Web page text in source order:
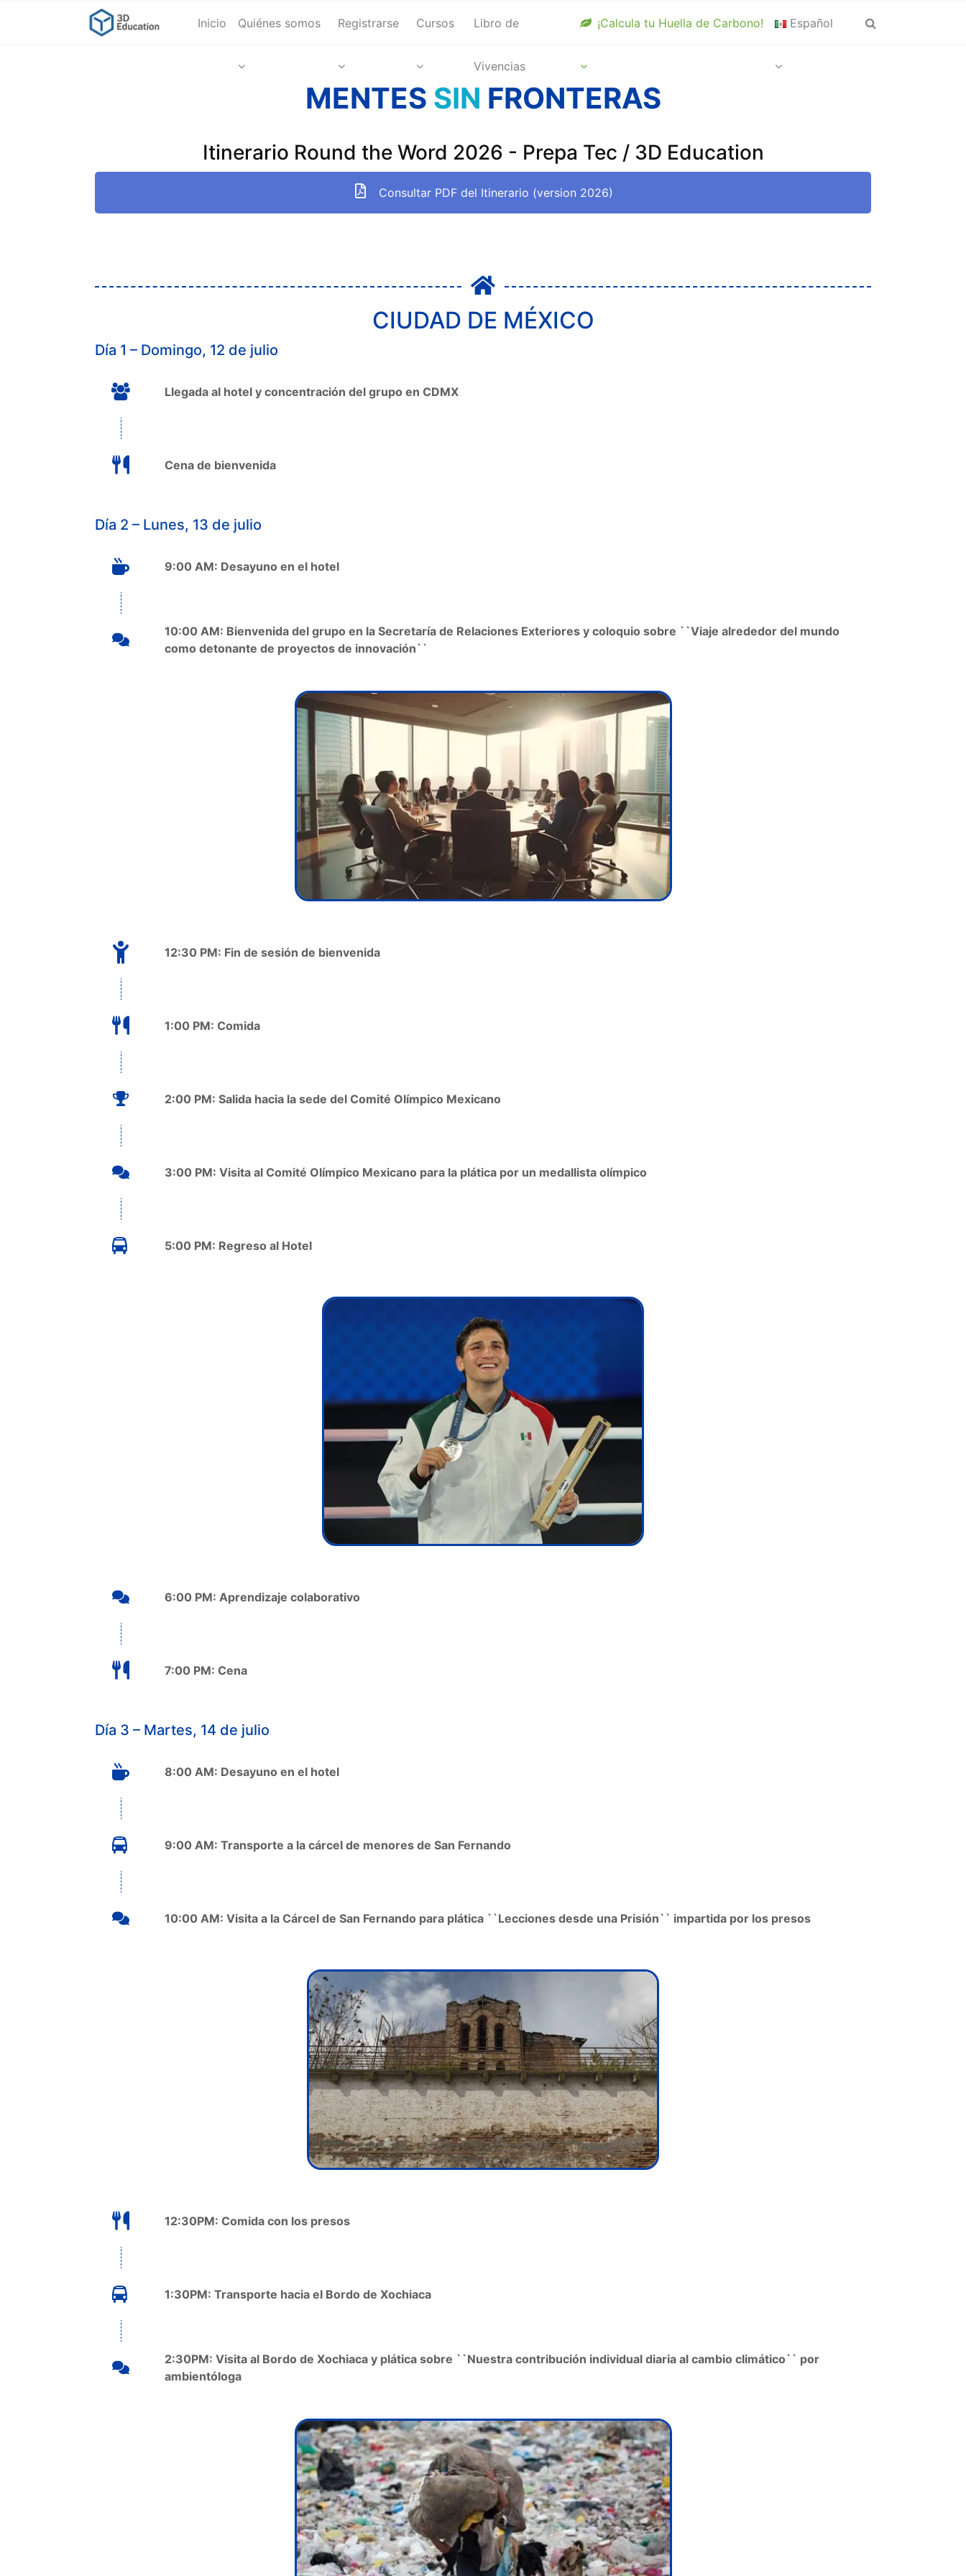
Inicio Quiénes somos Registrarse Cursos Libro de
Vivencias
¡Calcula tu Huella de Carbono! Español
MENTES SIN FRONTERAS
Itinerario Round the Word 2026 - Prepa Tec / 3D Education
Consultar PDF del Itinerario (version 2026)
CIUDAD DE MÉXICO
Día 1 – Domingo, 12 de julio
Llegada al hotel y concentración del grupo en CDMX
Cena de bienvenida
Día 2 – Lunes, 13 de julio
9:00 AM: Desayuno en el hotel
10:00 AM: Bienvenida del grupo en la Secretaría de Relaciones Exteriores y coloquio sobre ``Viaje alrededor del mundo
como detonante de proyectos de innovación``
12:30 PM: Fin de sesión de bienvenida
1:00 PM: Comida
2:00 PM: Salida hacia la sede del Comité Olímpico Mexicano
3:00 PM: Visita al Comité Olímpico Mexicano para la plática por un medallista olímpico
5:00 PM: Regreso al Hotel
6:00 PM: Aprendizaje colaborativo
7:00 PM: Cena
Día 3 – Martes, 14 de julio
8:00 AM: Desayuno en el hotel
9:00 AM: Transporte a la cárcel de menores de San Fernando
10:00 AM: Visita a la Cárcel de San Fernando para plática ``Lecciones desde una Prisión`` impartida por los presos
12:30PM: Comida con los presos
1:30PM: Transporte hacia el Bordo de Xochiaca
2:30PM: Visita al Bordo de Xochiaca y plática sobre ``Nuestra contribución individual diaria al cambio climático`` por
ambientóloga